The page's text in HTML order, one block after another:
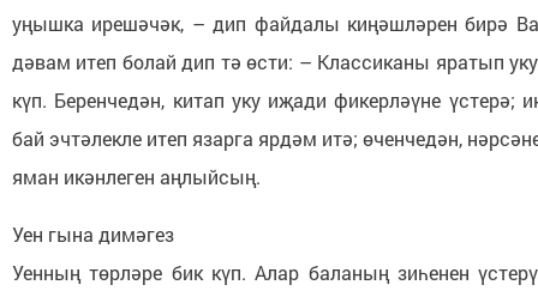
уңышка ирешәчәк, – дип файдалы киңәшләрен бирә
дәвам итеп болай дип тә өсти: – Классиканы яратып
күп. Беренчедән, китап уку иҗади фикерләүне үстерә;
бай эчтәлекле итеп язарга ярдәм итә; өченчедән,
яман икәнлеген аңлыйсың.
Уен гына димәгез
Уенның төрләре бик күп. Алар баланың зиһенен